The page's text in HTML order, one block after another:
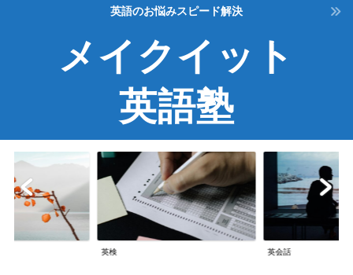
英語のお悩みスピード解決
メイクイット
英語塾
英検 英会話